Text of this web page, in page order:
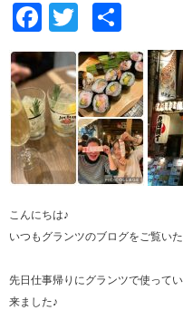
Facebook
Twitter
有
こんにちは♪
いつもグランツのブログをご覧い
先日仕事帰りにグランツで使って
来ました♪